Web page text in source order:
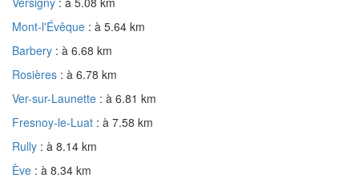
Mont-l'Évêque : à 5.64 km
Barbery : à 6.68 km
Rosières : à 6.78 km
Ver-sur-Launette : à 6.81 km
Fresnoy-le-Luat : à 7.58 km
Rully : à 8.14 km
Ève : à 8.34 km